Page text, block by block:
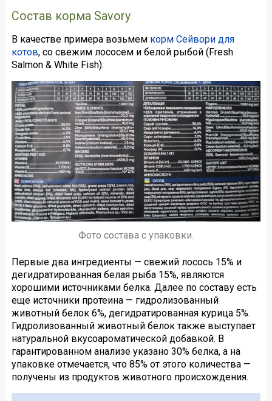
Состав корма Savory
В качестве примера возьмем корм Сейвори для
котов, со свежим лососем и белой рыбой (Fresh
Salmon & White Fish):
Фото состава с упаковки.
Первые два ингредиенты — свежий лосось 15% и
дегидратированная белая рыба 15%, являются
хорошими источниками белка. Далее по составу есть
еще источники протеина — гидролизованный
животный белок 6%, дегидратированная курица 5%.
Гидролизованный животный белок также выступает
натуральной вкусоароматической добавкой. В
гарантированном анализе указано 30% белка, а на
упаковке отмечается, что 85% от этого количества —
получены из продуктов животного происхождения.